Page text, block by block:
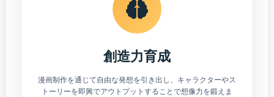
創造力育成
漫画制作を通じて自由な発想を引き出し、キャラクターやス
トーリーを即興でアウトプットすることで想像力を鍛えま